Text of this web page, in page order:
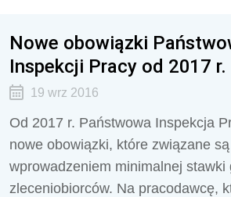
Nowe obowiązki
Inspekcji Pracy od 2017 r.
19 wrz 2016
Od 2017 r. Państwowa Inspekcja
nowe obowiązki, które związane
wprowadzeniem minimalnej stawki
zleceniobiorców. Na pracodawcę,